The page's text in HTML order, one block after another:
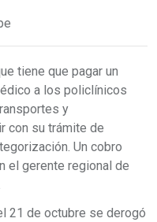
tiene que pagar un
a los policlínicos
y
con su trámite de
Un cobro
el gerente regional de
21 de octubre se derogó